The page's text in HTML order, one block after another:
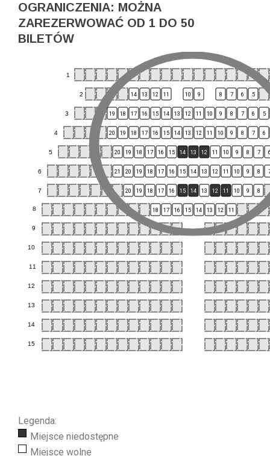
OGRANICZENIA: MOŻNA
ZAREZERWOWAĆ OD 1 DO 50
BILETÓW
1
2
3
4
5
6
7
8
9
10
11
12
13
14
15
14 13 12 11 10 9 8 7 6 5
19 18 17 16 15 14 13 12 11 10 9 8 7 6 5
20 19 18 17 16 15 14 13 12 11 10 9 8 7 6
20 19 18 17 16 15 14 13 12 11 10 9 8 7
21 20 19 18 17 16 15 14 13 12 11 10 9 8
20 19 18 17 16 15 14 13 12 11 10 9 8
18 17 16 15 14 13 12 11
Legenda:
Miejsce niedostępne
Miejsce wolne